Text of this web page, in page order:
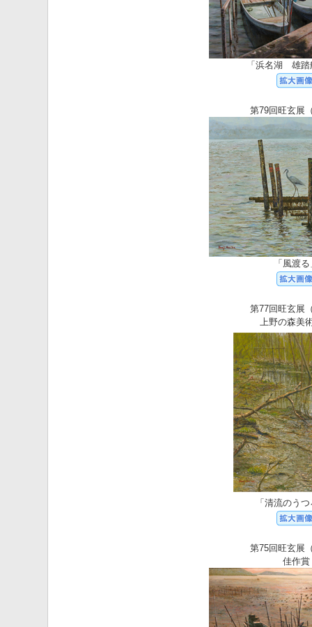
「浜名湖 雄踏
第79回旺玄展
「風渡
第77回旺玄展
上野の森美
「清流のう
第75回旺玄展
佳作賞